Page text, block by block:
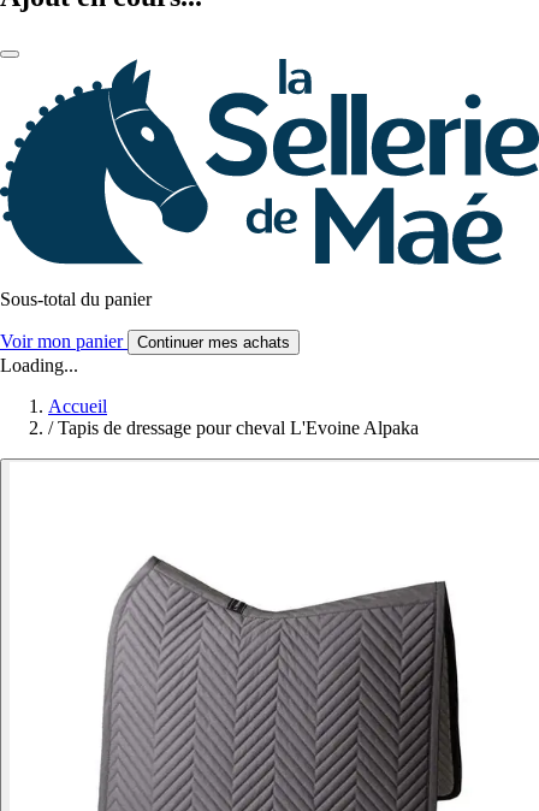
Sous-total du panier
Voir mon panier Continuer mes achats
Loading...
Accueil
/ Tapis de dressage pour cheval L'Evoine Alpaka